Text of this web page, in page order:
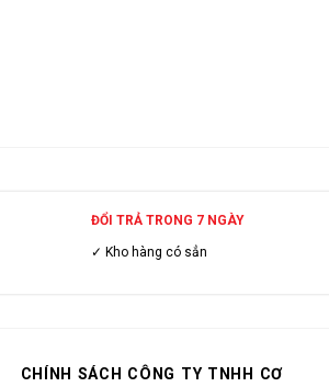
ĐỔI TRẢ TRONG 7 NGÀY
✓ Kho hàng có sẳn
CHÍNH SÁCH CÔNG TY TNHH CƠ